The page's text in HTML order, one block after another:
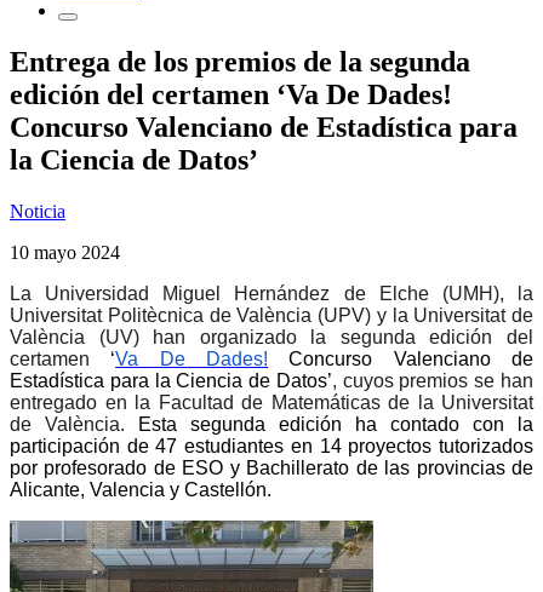
Entrega de los premios de la segunda
edición del certamen ‘Va De Dades!
Concurso Valenciano de Estadística para
la Ciencia de Datos’
Noticia
10 mayo 2024
La Universidad Miguel Hernández de Elche (UMH), la
Universitat Politècnica de València (UPV) y la Universitat de
València (UV) han organizado la segunda edición del
certamen ‘Va De Dades! Concurso Valenciano de
Estadística para la Ciencia de Datos’, cuyos premios se han
entregado en la Facultad de Matemáticas de la Universitat
de València.
Esta segunda edición ha contado con la
participación de 47 estudiantes en 14 proyectos tutorizados
por profesorado de ESO y Bachillerato de las provincias de
Alicante, Valencia y Castellón.